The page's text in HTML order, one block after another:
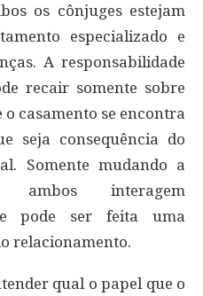
os cônjuges estejam
especializado e
A responsabilidade
recair somente sobre
o casamento se encontra
seja consequência do
Somente mudando a
interagem
pode ser feita uma
relacionamento.
qual o papel que o